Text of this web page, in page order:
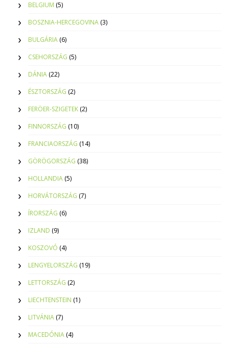
BELGIUM (5)
BOSZNIA-HERCEGOVINA (3)
BULGÁRIA (6)
CSEHORSZÁG (5)
DÁNIA (22)
ÉSZTORSZÁG (2)
FERÖER-SZIGETEK (2)
FINNORSZÁG (10)
FRANCIAORSZÁG (14)
GÖRÖGORSZÁG (38)
HOLLANDIA (5)
HORVÁTORSZÁG (7)
ÍRORSZÁG (6)
IZLAND (9)
KOSZOVÓ (4)
LENGYELORSZÁG (19)
LETTORSZÁG (2)
LIECHTENSTEIN (1)
LITVÁNIA (7)
MACEDÓNIA (4)